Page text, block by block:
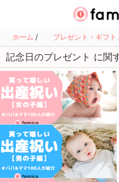
ホーム / プレゼント・ギフト
記念日のプレゼント に関